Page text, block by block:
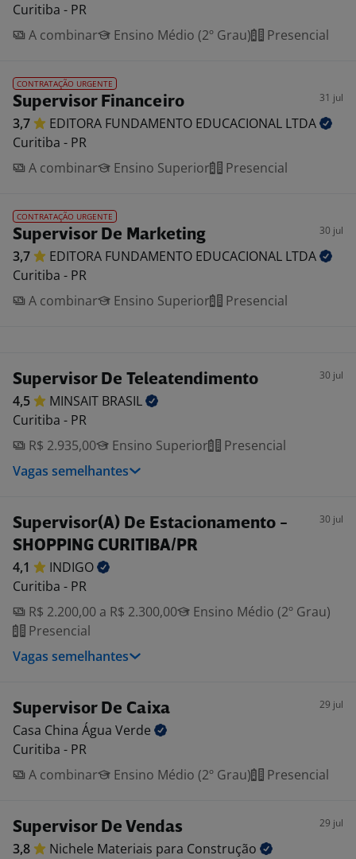
Curitiba - PR
A combinar
Ensino Médio (2º Grau) Presencial
CONTRATAÇÃO URGENTE
Supervisor Financeiro 31 jul
3,7 EDITORA FUNDAMENTO EDUCACIONAL LTDA
Curitiba - PR
A combinar
Ensino Superior Presencial
CONTRATAÇÃO URGENTE
Supervisor De Marketing 30 jul
3,7 EDITORA FUNDAMENTO EDUCACIONAL LTDA
Curitiba - PR
A combinar
Ensino Superior Presencial
Supervisor De Teleatendimento 30 jul
4,5 MINSAIT BRASIL
Curitiba - PR
R$ 2.935,00
Ensino Superior
Presencial
Vagas semelhantes
Supervisor(A) De Estacionamento -
SHOPPING CURITIBA/PR
30 jul
4,1
INDIGO
Curitiba - PR
R$ 2.200,00 a R$ 2.300,00
Ensino Médio (2º Grau)
Presencial
Vagas semelhantes
Supervisor De Caixa 29 jul
Casa China Água Verde
Curitiba - PR
A combinar
Ensino Médio (2º Grau) Presencial
Supervisor De Vendas 29 jul
3,8 Nichele Materiais para Construção